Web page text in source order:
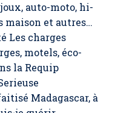
auto-moto, hi-
maison et autres…
Les charges
motels, éco-
la Requip
Madagascar, à